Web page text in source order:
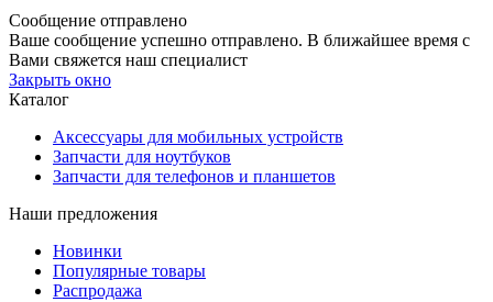
Сообщение отправлено
Ваше сообщение успешно отправлено. В ближайшее время с
Вами свяжется наш специалист
Закрыть окно
Каталог
Аксессуары для мобильных устройств
Запчасти для ноутбуков
Запчасти для телефонов и планшетов
Наши предложения
Новинки
Популярные товары
Распродажа